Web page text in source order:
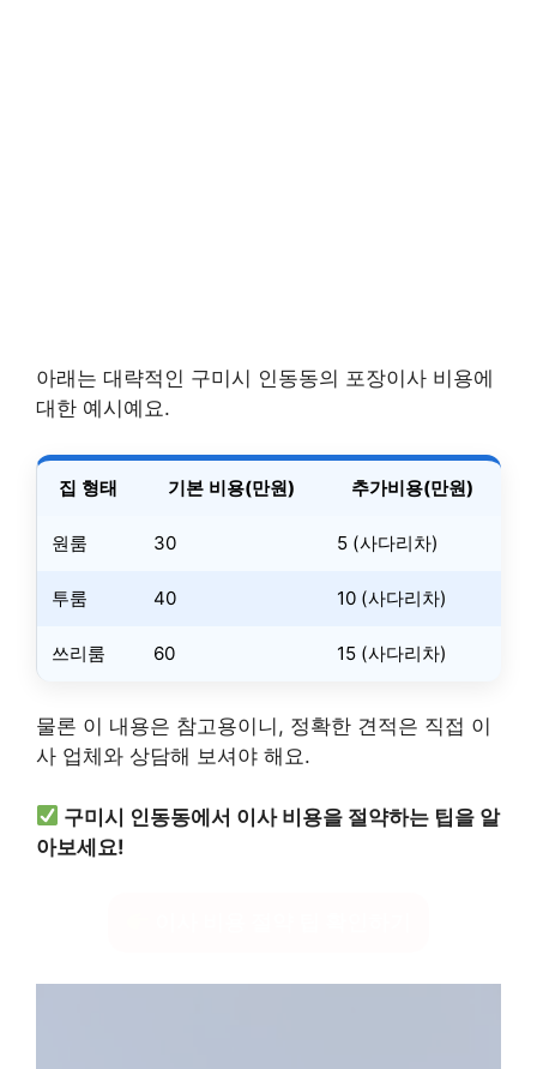
아래는 대략적인 구미시 인동동의 포장이사 비용에
대한 예시예요.
집 형태 기본 비용(만원) 추가비용(만원)
원룸 30 5 (사다리차)
투룸 40 10 (사다리차)
쓰리룸 60 15 (사다리차)
물론 이 내용은 참고용이니, 정확한 견적은 직접 이
사 업체와 상담해 보셔야 해요.
구미시 인동동에서 이사 비용을 절약하는 팁을 알
아보세요!